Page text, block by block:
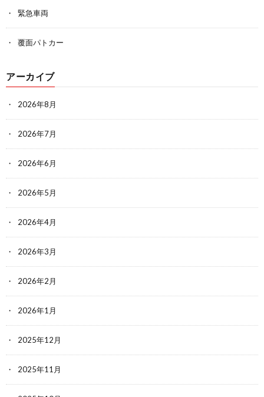
緊急車両
覆面パトカー
アーカイブ
2026年8月
2026年7月
2026年6月
2026年5月
2026年4月
2026年3月
2026年2月
2026年1月
2025年12月
2025年11月